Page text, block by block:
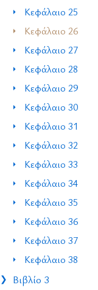
Κεφάλαιο 25
Κεφάλαιο 26
Κεφάλαιο 27
Κεφάλαιο 28
Κεφάλαιο 29
Κεφάλαιο 30
Κεφάλαιο 31
Κεφάλαιο 32
Κεφάλαιο 33
Κεφάλαιο 34
Κεφάλαιο 35
Κεφάλαιο 36
Κεφάλαιο 37
Κεφάλαιο 38
Βιβλίο 3